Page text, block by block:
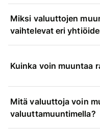
Miksi valuuttojen
vaihtelevat eri
Kuinka voin muuntaa
Mitä valuuttoja voin
valuuttamuuntimella?